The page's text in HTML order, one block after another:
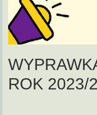
ROK 2023/